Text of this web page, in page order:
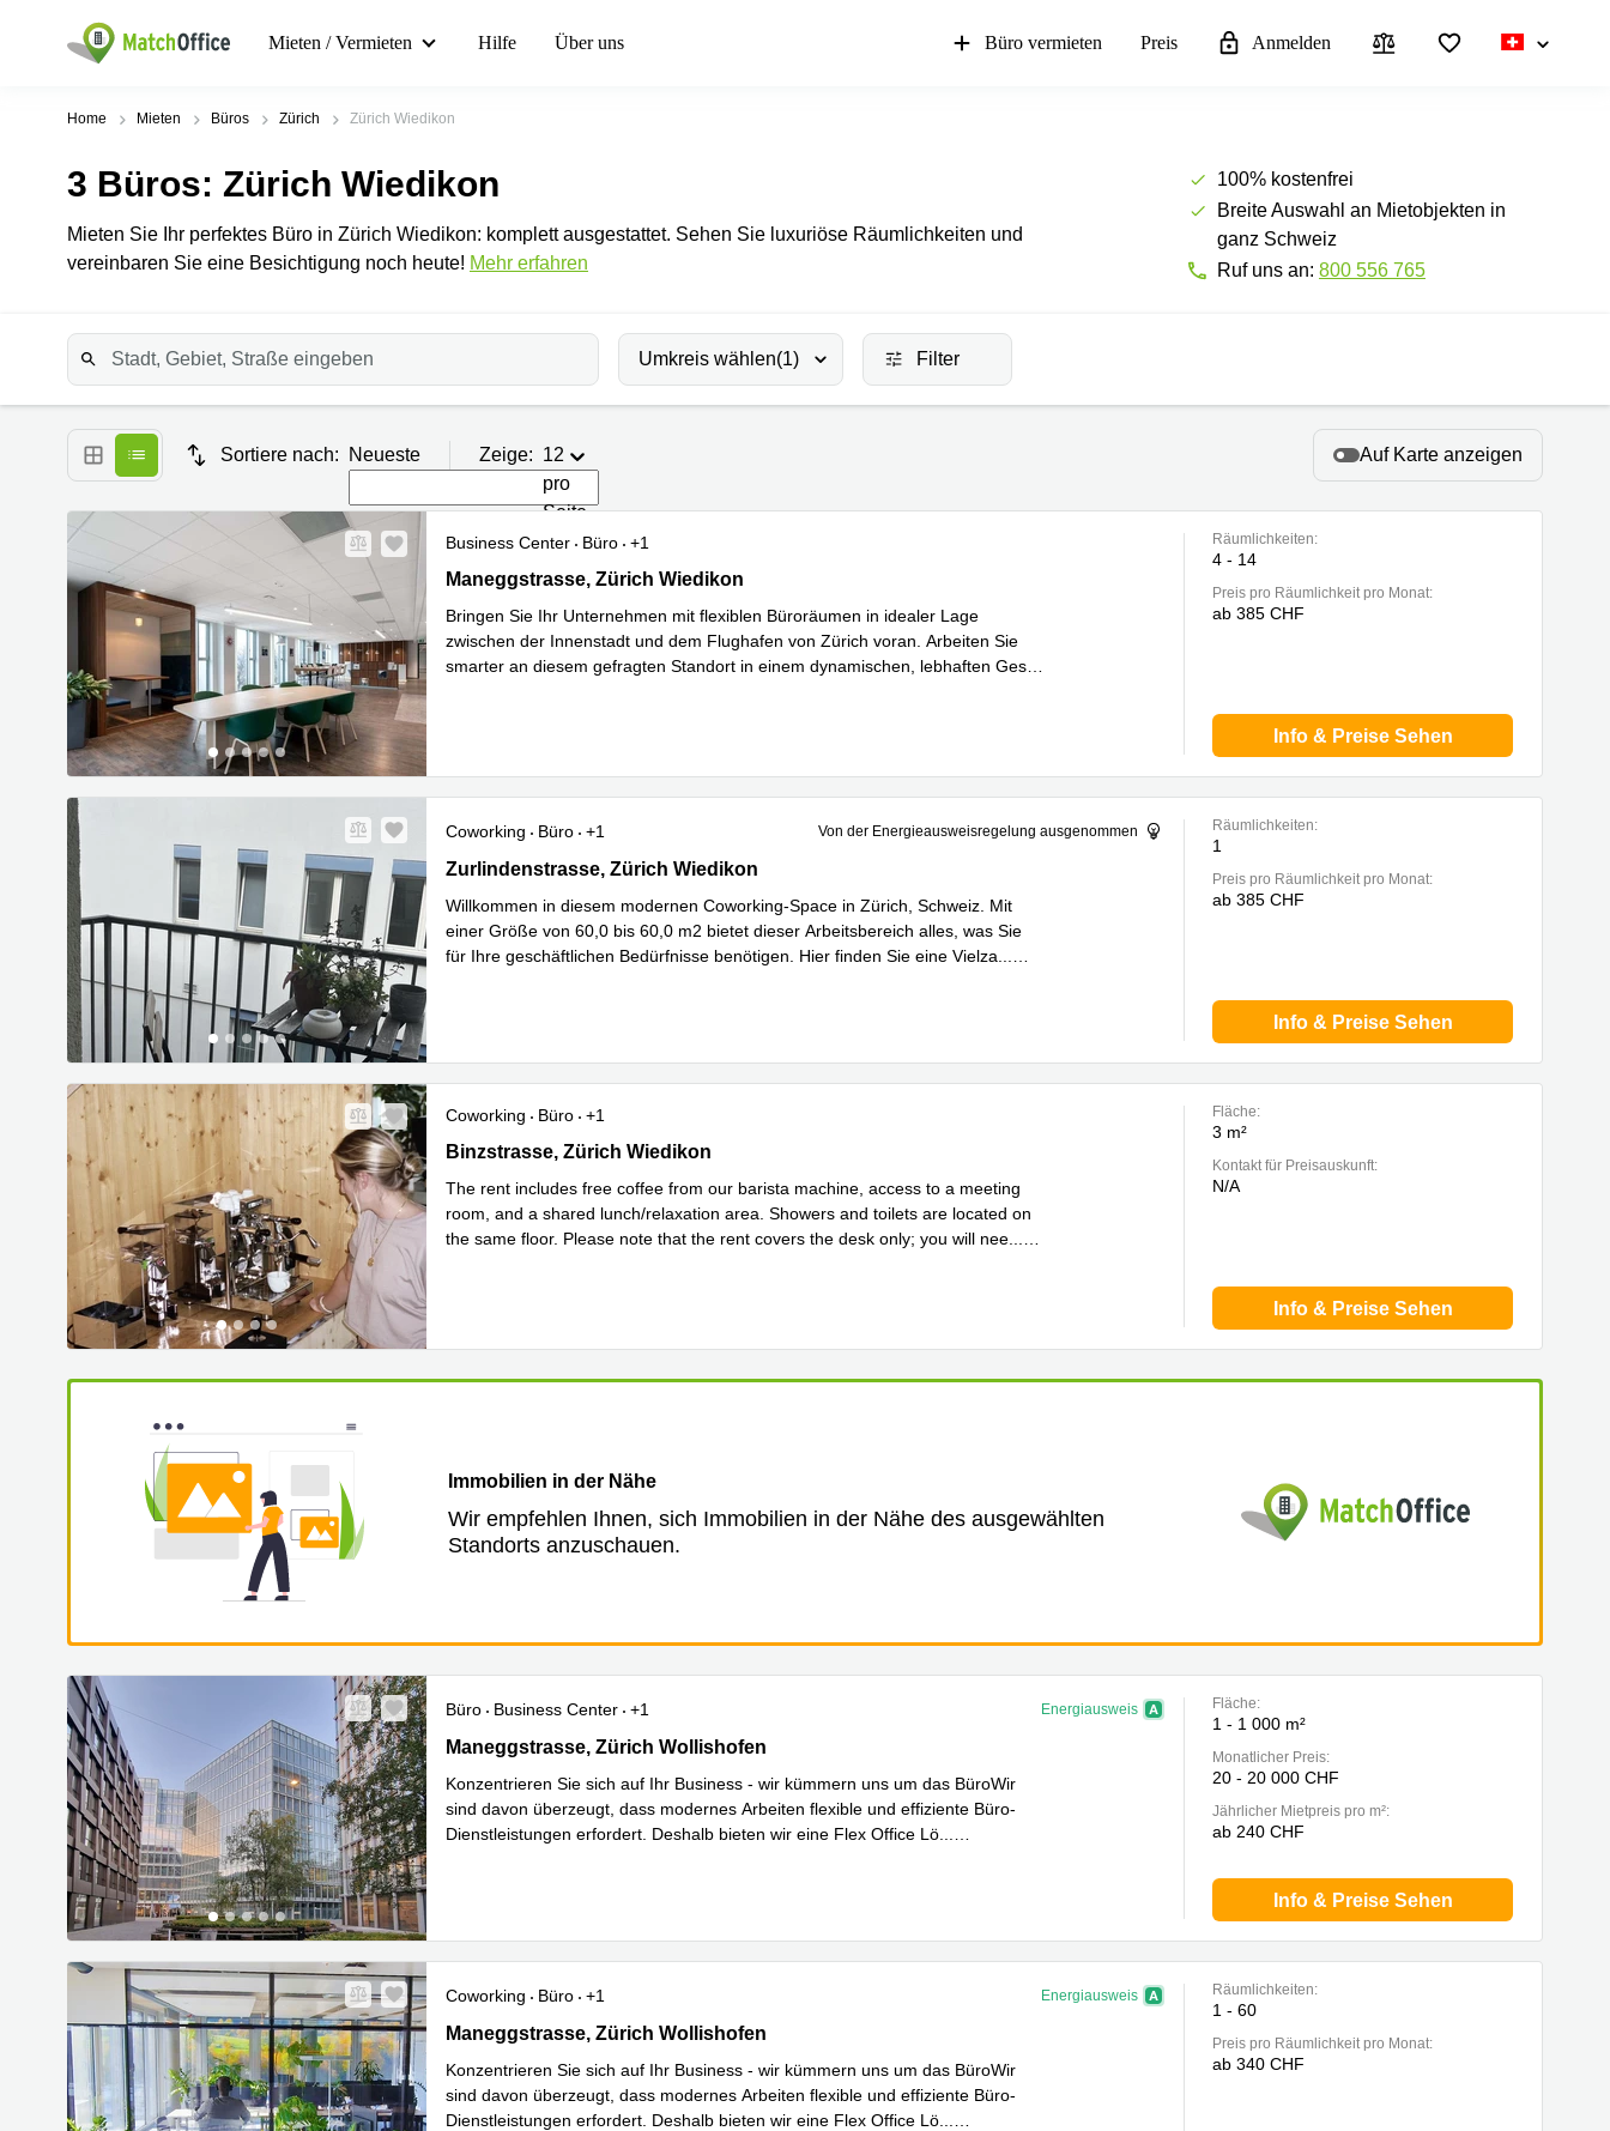
Mieten / Vermieten Hilfe Über uns Büro vermieten Preis Anmelden
Home Mieten Büros Zürich Zürich Wiedikon
3 Büros: Zürich Wiedikon
Mieten Sie Ihr perfektes Büro in Zürich Wiedikon: komplett ausgestattet. Sehen Sie luxuriöse Räumlichkeiten und
vereinbaren Sie eine Besichtigung noch heute! Mehr erfahren
100% kostenfrei
Breite Auswahl an Mietobjekten in
ganz Schweiz
Ruf uns an: 800 556 765
Umkreis wählen(1) Filter
Sortiere nach: Neueste Zeige: 12
pro
Seite
Auf Karte anzeigen
Business Center Büro
+1
Maneggstrasse 33, Pergamin II,Greencity, Zürich Wiedikon
Maneggstrasse, Zürich Wiedikon
Bringen Sie Ihr Unternehmen mit flexiblen Büroräumen in idealer Lage
zwischen der Innenstadt und dem Flughafen von Zürich voran. Arbeiten Sie
smarter an diesem gefragten Standort in einem dynamischen, lebhaften Ges
Räumlichkeiten:
4 - 14
Preis pro Räumlichkeit pro Monat:
ab 385 CHF
Info & Preise Sehen
Coworking Büro +1 Von der Energieausweisregelung ausgenommen
Zurlindenstrasse 215A, Zürich Wiedikon
Zurlindenstrasse, Zürich Wiedikon
Willkommen in diesem modernen Coworking-Space in Zürich, Schweiz. Mit
einer Größe von 60,0 bis 60,0 m2 bietet dieser Arbeitsbereich alles, was Sie
für Ihre geschäftlichen Bedürfnisse benötigen. Hier finden Sie eine Vielza
Räumlichkeiten:
1
Preis pro Räumlichkeit pro Monat:
ab 385 CHF
Info & Preise Sehen
Coworking Büro
+1
Binzstrasse 39, Zürich Wiedikon
Binzstrasse, Zürich Wiedikon
The rent includes free coffee from our barista machine, access to a meeting
room, and a shared lunch/relaxation area. Showers and toilets are located on
the same floor. Please note that the rent covers the desk only; you will nee
Fläche:
3 m²
Kontakt für Preisauskunft:
N/A
Info & Preise Sehen
Immobilien in der Nähe
Wir empfehlen Ihnen, sich Immobilien in der Nähe des ausgewählten
Standorts anzuschauen.
Büro Business Center +1 Energiausweis
Maneggstrasse 17, Zürich Wollishofen
Maneggstrasse, Zürich Wollishofen
Konzentrieren Sie sich auf Ihr Business - wir kümmern uns um das BüroWir
sind davon überzeugt, dass modernes Arbeiten flexible und effiziente Büro-
Dienstleistungen erfordert. Deshalb bieten wir eine Flex Office Lö
Fläche:
1 - 1 000 m²
Monatlicher Preis:
20 - 20 000 CHF
Jährlicher Mietpreis pro m²:
ab 240 CHF
Info & Preise Sehen
Coworking Büro +1 Energiausweis
Maneggstrasse 17, Zürich Wollishofen
Maneggstrasse, Zürich Wollishofen
Konzentrieren Sie sich auf Ihr Business - wir kümmern uns um das BüroWir
sind davon überzeugt, dass modernes Arbeiten flexible und effiziente Büro-
Dienstleistungen erfordert. Deshalb bieten wir eine Flex Office Lö
Räumlichkeiten:
1 - 60
Preis pro Räumlichkeit pro Monat:
ab 340 CHF